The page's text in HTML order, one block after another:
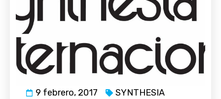
9 febrero, 2017 SYNTHESIA